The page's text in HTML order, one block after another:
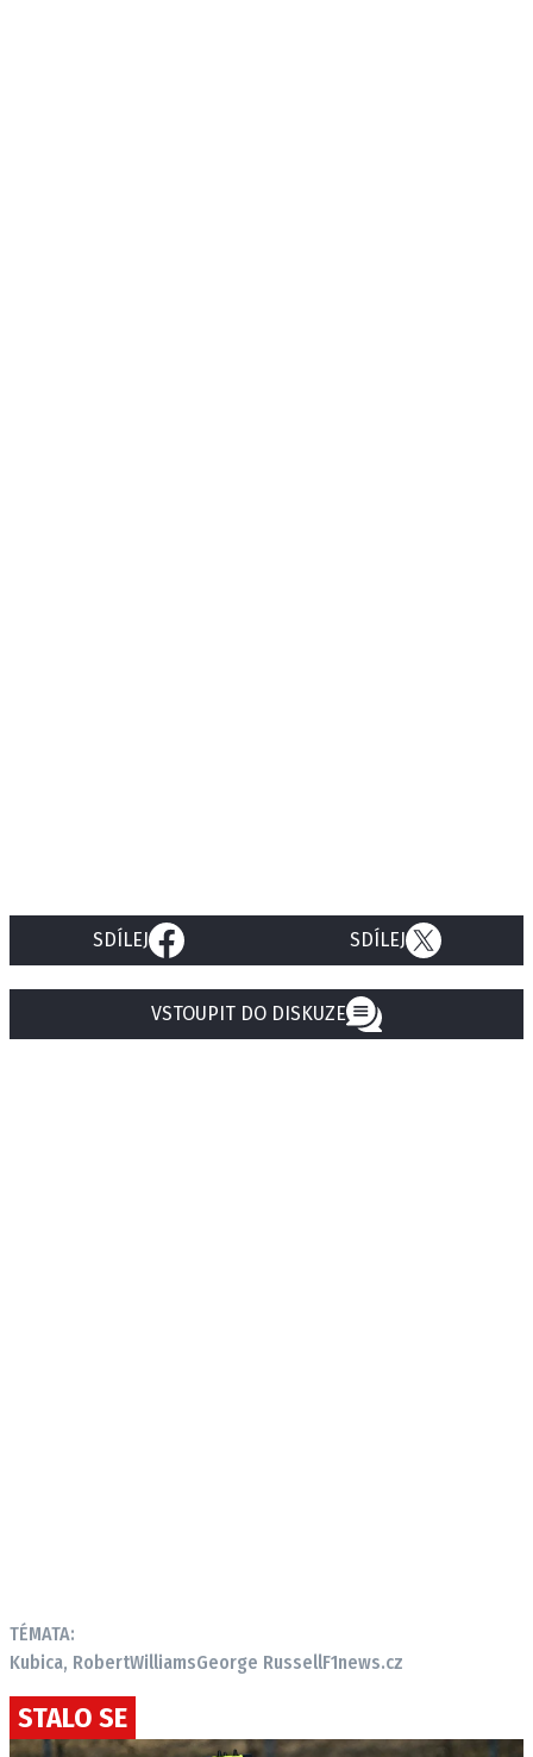
SDÍLEJ SDÍLEJ
VSTOUPIT DO DISKUZE
TÉMATA:
Kubica, RobertWilliamsGeorge RussellF1news.cz
STALO SE